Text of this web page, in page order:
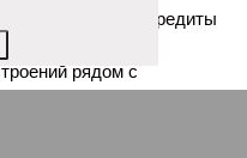
оформленные кредиты
рядом с